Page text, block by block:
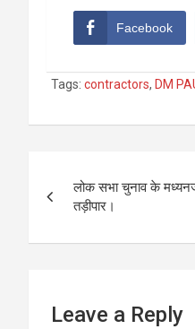
Facebook
Tags: contractors, DM
navigation
लोक सभा चुनाव के
तड़ीपार।
Leave a Reply